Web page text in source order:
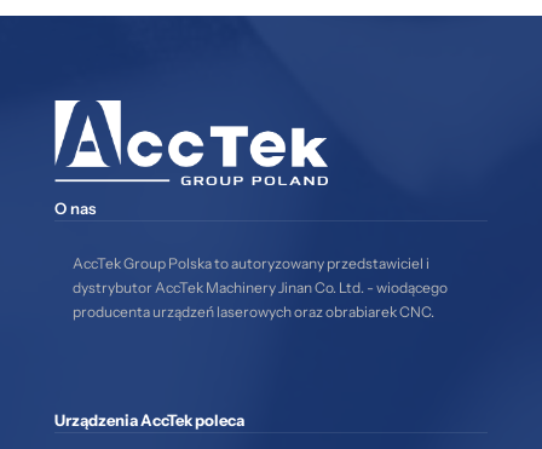
O nas
AccTek Group Polska to autoryzowany przedstawiciel i
dystrybutor AccTek Machinery Jinan Co. Ltd. - wiodącego
producenta urządzeń laserowych oraz obrabiarek CNC.
Urządzenia AccTek poleca